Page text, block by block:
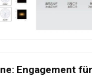
Engagement